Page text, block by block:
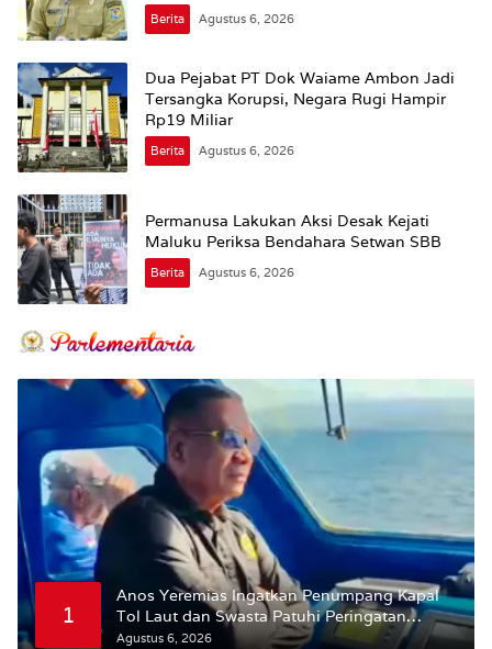
Berita Agustus 6, 2026
Dua Pejabat PT Dok Waiame Ambon Jadi
Tersangka Korupsi, Negara Rugi Hampir
Rp19 Miliar
Berita Agustus 6, 2026
Permanusa Lakukan Aksi Desak Kejati
Maluku Periksa Bendahara Setwan SBB
Berita Agustus 6, 2026
1
Anos Yeremias Ingatkan Penumpang Kapal
Tol Laut dan Swasta Patuhi Peringatan
BMKG
Agustus 6, 2026